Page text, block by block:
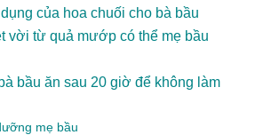
của hoa chuối cho bà bầu
vời từ quả mướp có thể mẹ bầu
bầu ăn sau 20 giờ để không làm
mẹ bầu